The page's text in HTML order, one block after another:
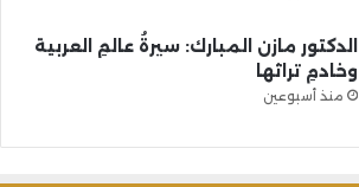
الدكتور مازن المبارك: سيرةُ عالمِ العربية
وخادمِ تراثها
منذ أسبوعين